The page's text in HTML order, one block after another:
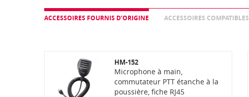
ACCESSOIRES FOURNIS D’ORIGINE ACCESSOIRES COMPATIBLES
HM-152
Microphone à main,
commutateur PTT étanche à la
poussière, fiche RJ45